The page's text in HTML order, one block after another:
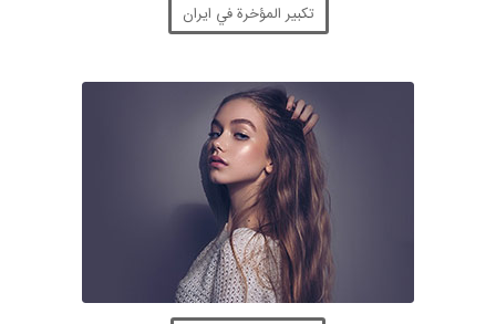
تكبير المؤخرة في ايران